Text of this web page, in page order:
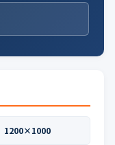
1200×1000